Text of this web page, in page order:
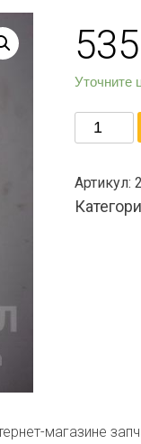
535
Уточните
товара
Артикул:
магазине